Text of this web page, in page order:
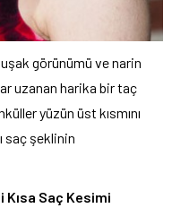
görünümü ve narin
uzanan harika bir taç
yüzün üst kısmını
saç şeklinin
Saç Kesimi